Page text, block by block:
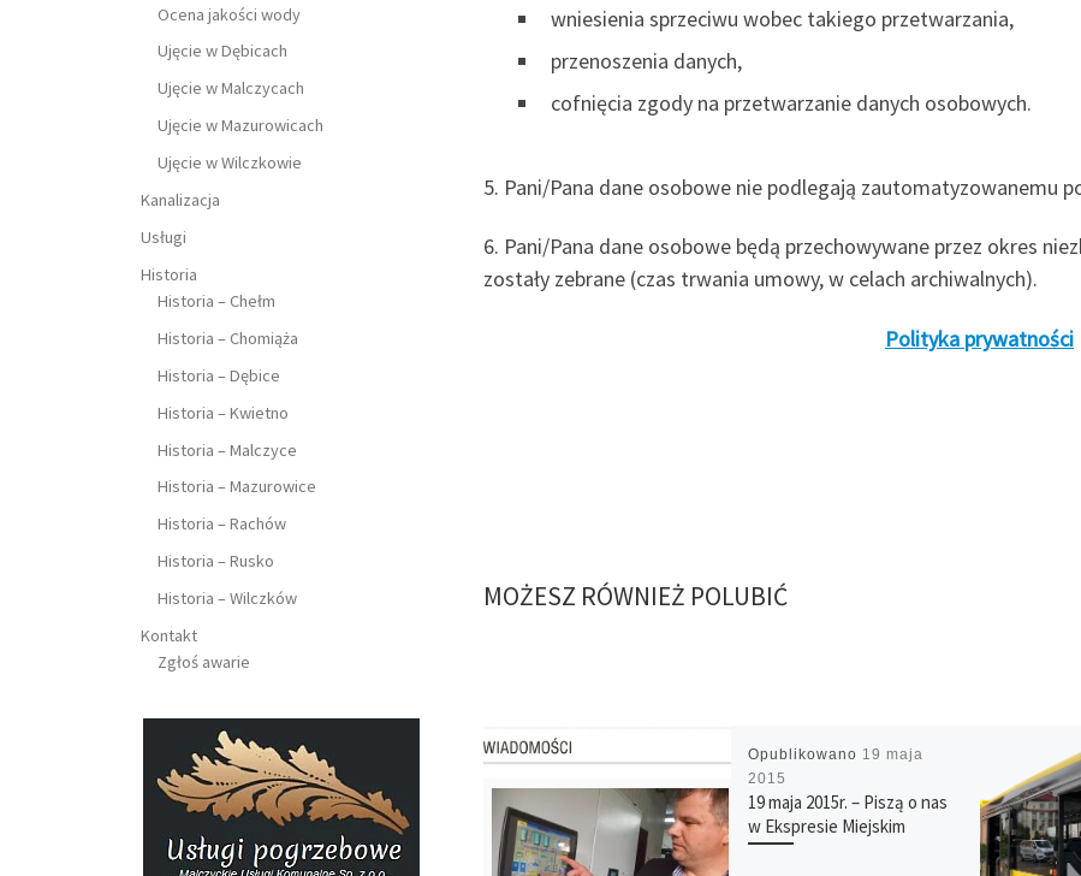
wniesienia sprzeciwu wobec takiego przetwarzania,
przenoszenia danych,
cofnięcia zgody na przetwarzanie danych osobowych.
5. Pani/Pana dane osobowe nie podlegają zautomatyzowanemu
6. Pani/Pana dane osobowe będą przechowywane przez okres
zostały zebrane (czas trwania umowy, w celach archiwalnych).
Polityka prywatności
MOŻESZ RÓWNIEŻ POLUBIĆ
Opublikowano 19 maja
2015
19 maja 2015r. – Piszą o nas
w Ekspresie Miejskim
Ocena jakości wody
Ujęcie w Dębicach
Ujęcie w Malczycach
Ujęcie w Mazurowicach
Ujęcie w Wilczkowie
Kanalizacja
Usługi
Historia
Historia – Chełm
Historia – Chomiąża
Historia – Dębice
Historia – Kwietno
Historia – Malczyce
Historia – Mazurowice
Historia – Rachów
Historia – Rusko
Historia – Wilczków
Kontakt
Zgłoś awarie